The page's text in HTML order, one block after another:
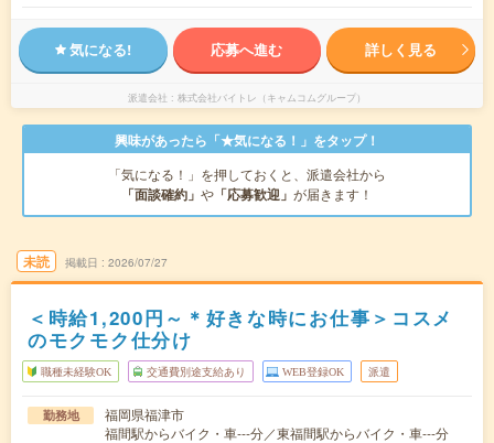
気になる! 応募へ進む 詳しく見る
派遣会社 株式会社バイトレ（キャムコムグループ）
興味があったら「★気になる！」をタップ！
「気になる！」を押しておくと、派遣会社から
「面談確約」 や 「応募歓迎」 が届きます！
未読 掲載日 2026/07/27
＜時給1,200円～＊好きな時にお仕事＞コスメ
のモクモク仕分け
職種未経験OK 交通費別途支給あり WEB登録OK 派遣
勤務地
福岡県福津市
福間駅からバイク・車---分／東福間駅からバイク・車---分